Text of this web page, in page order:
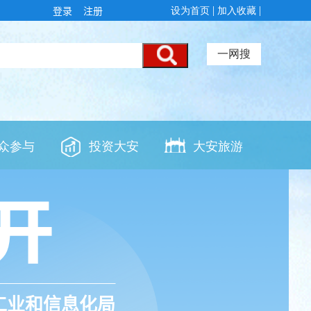
登录 注册
业和信息化局